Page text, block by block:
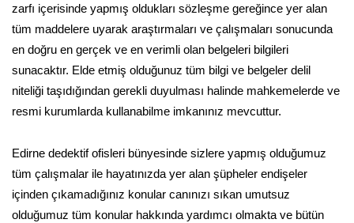
zarfı içerisinde yapmış oldukları sözleşme gereğince yer alan
tüm maddelere uyarak araştırmaları ve çalışmaları sonucunda
en doğru en gerçek ve en verimli olan belgeleri bilgileri
sunacaktır. Elde etmiş olduğunuz tüm bilgi ve belgeler delil
niteliği taşıdığından gerekli duyulması halinde mahkemelerde ve
resmi kurumlarda kullanabilme imkanınız mevcuttur.
Edirne dedektif ofisleri bünyesinde sizlere yapmış olduğumuz
tüm çalışmalar ile hayatınızda yer alan şüpheler endişeler
içinden çıkamadığınız konular canınızı sıkan umutsuz
olduğumuz tüm konular hakkında yardımcı olmakta ve bütün